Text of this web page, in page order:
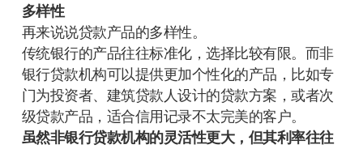
多样性
再来说说贷款产品的多样性。
传统银行的产品往往标准化，选择比较有限。而非
银行贷款机构可以提供更加个性化的产品，比如专
门为投资者、建筑贷款人设计的贷款方案，或者次
级贷款产品，适合信用记录不太完美的客户。
虽然非银行贷款机构的灵活性更大，但其利率往往